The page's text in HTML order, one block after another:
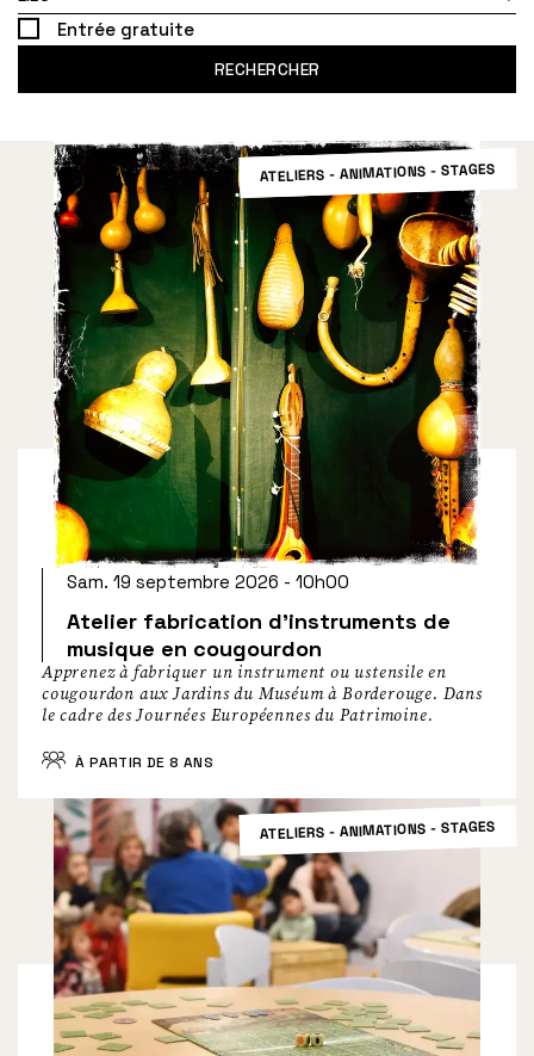
Entrée gratuite
RECHERCHER
Atelier fabrication d’instruments de
musique en cougourdon
Sam. 19 septembre 2026 - 10h00
Apprenez à fabriquer un instrument ou ustensile en
cougourdon aux Jardins du Muséum à Borderouge. Dans
le cadre des Journées Européennes du Patrimoine.
À PARTIR DE 8 ANS
ATELIERS - ANIMATIONS - STAGES
ATELIERS - ANIMATIONS - STAGES